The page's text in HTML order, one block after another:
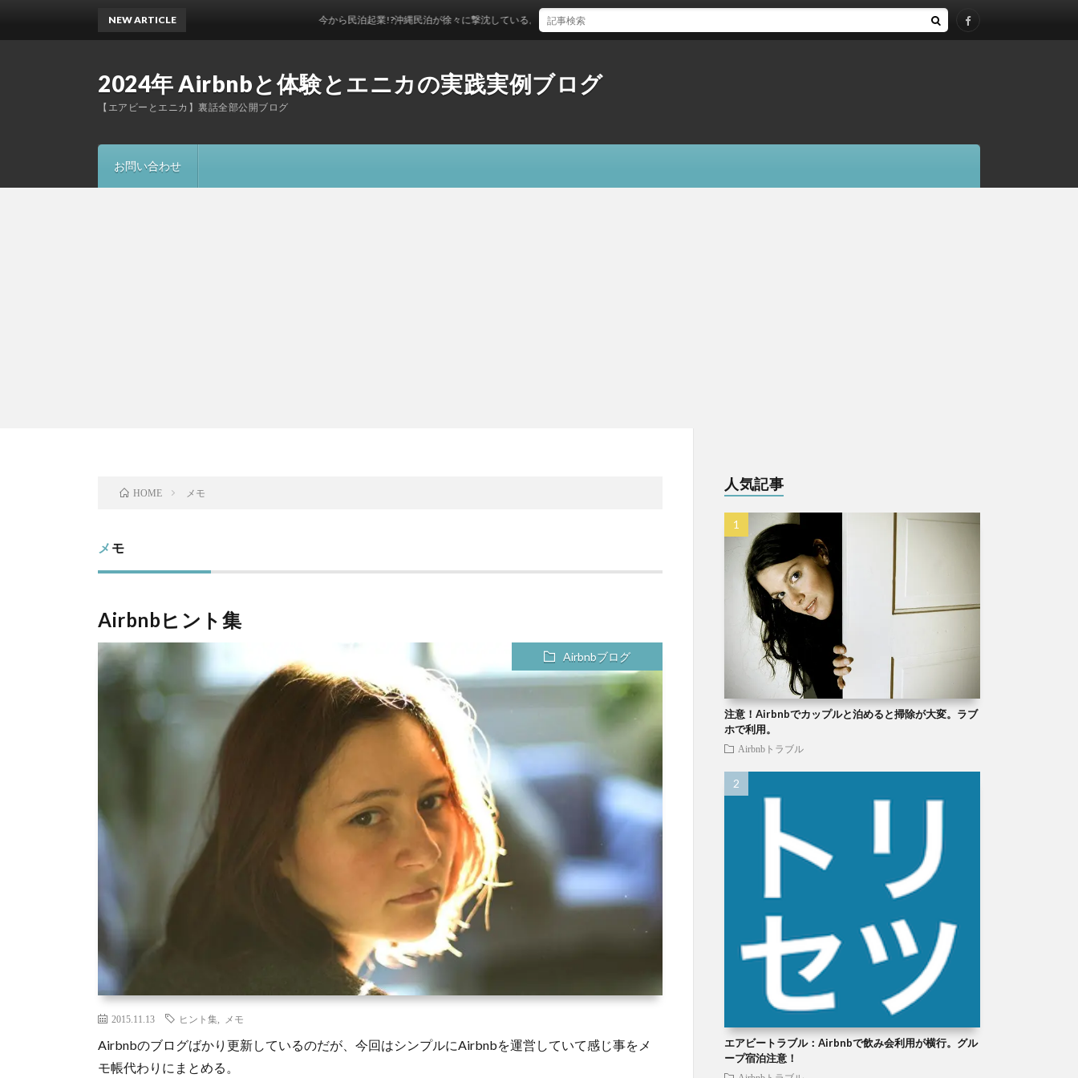
2024年 Airbnbと体験とエニカの実践実例ブログ
【エアビーとエニカ】裏話全部公開ブログ
お問い合わせ
NEW ARTICLE 今から民泊起業!?沖縄民泊が徐々に撃沈している。民泊について考える2024年
HOME メモ
メモ
Airbnbヒント集
Airbnbブログ
2015.11.13 ヒント集 メモ
Airbnbのブログばかり更新しているのだが、今回はシンプルにAirbnbを運営していて感じ事をメ
モ帳代わりにまとめる。
人気記事
注意！Airbnbでカップルと泊めると掃除が大変。ラブ
ホで利用。
Airbnbトラブル
エアビートラブル：Airbnbで飲み会利用が横行。グル
ープ宿泊注意！